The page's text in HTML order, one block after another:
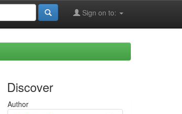
Sign on to:
Discover
Author